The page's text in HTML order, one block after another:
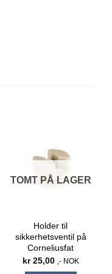
TOMT PÅ LAGER
Holder til
sikkerhetsventil på
Corneliusfat
kr25,00 ,- NOK